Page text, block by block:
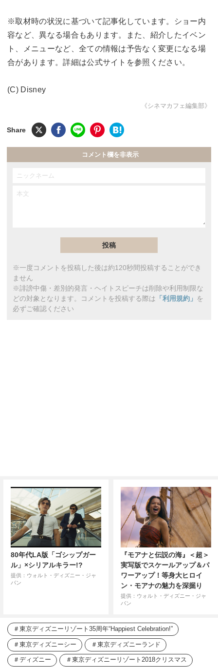
※取材時の状況に基づいて記事化しています。ショー内
容など、異なる場合もあります。また、紹介したイベン
ト、メニューなど、全ての情報は予告なく変更になる場
合があります。詳細は公式サイトを参照ください。
(C) Disney
《シネマカフェ編集部》
コメント欄を非表示
※一度コメントを投稿した後は約120秒間投稿することができ
ません
※誹謗中傷・差別的発言・ヘイトスピーチは削除や利用制限な
どの対象となります。コメントを投稿する際は 「利用規約」 を
必ずご確認ください
80年代LA版「ゴシップガー
ル」×シリアルキラー!?
提供：ウォルト・ディズニー・ジャ
パン
『モアナと伝説の海』＜超＞
実写版でスケールアップ＆パ
ワーアップ！等身大ヒロイ
ン・モアナの魅力を深掘り
提供：ウォルト・ディズニー・ジャ
パン
東京ディズニーリゾート35周年“Happiest Celebration!”
東京ディズニーシー 東京ディズニーランド
ディズニー 東京ディズニーリゾート2018クリスマス